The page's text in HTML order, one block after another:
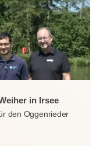
in Irsee
den Oggenrieder